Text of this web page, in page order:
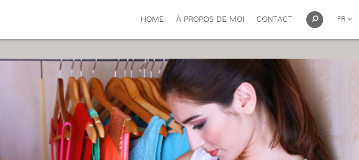
HOME À PROPOS DE MOI CONTACT FR